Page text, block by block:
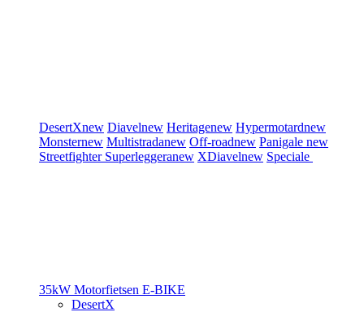
DesertXnew Diavelnew Heritagenew Hypermotardnew
Monsternew Multistradanew Off-roadnew Panigale new
Streetfighter Superleggeranew XDiavelnew Speciale
35kW Motorfietsen E-BIKE
DesertX